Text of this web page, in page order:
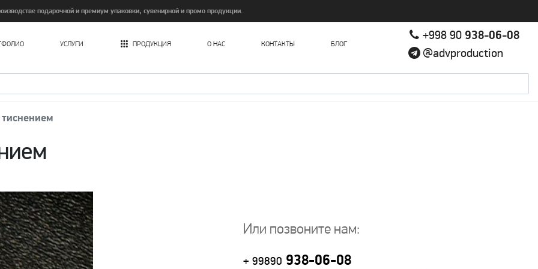
подарочной и премиум упаковки, сувенирной и промо продукции.
УСЛУГИ ПРОДУКЦИЯ О НАС КОНТАКТЫ БЛОГ
+998 90 938-06-08
@advproduction
Или позвоните нам:
+ 99890 938-06-08